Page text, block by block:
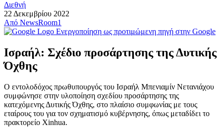
Διεθνή
22 Δεκεμβρίου 2022
Από NewsRoom1
Ενεργοποίηση ως προτιμώμενη πηγή στην Google
Ισραήλ: Σχέδιο προσάρτησης της Δυτικής
Όχθης
Ο εντολοδόχος πρωθυπουργός του Ισραήλ Μπενιαμίν Νετανιάχου
συμφώνησε στην υλοποίηση σχεδίου προσάρτησης της
κατεχόμενης Δυτικής Όχθης, στο πλαίσιο συμφωνίας με τους
εταίρους του για τον σχηματισμό κυβέρνησης, όπως μεταδίδει το
πρακτορείο Xinhua.